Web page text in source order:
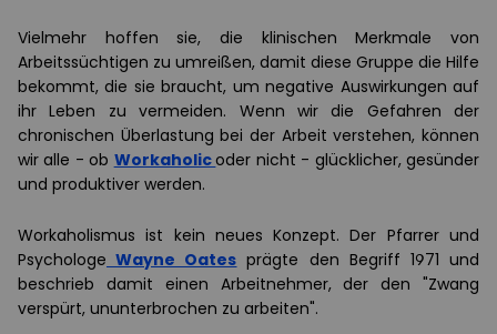
Vielmehr hoffen sie, die klinischen Merkmale von
Arbeitssüchtigen zu umreißen, damit diese Gruppe die Hilfe
bekommt, die sie braucht, um negative Auswirkungen auf
ihr Leben zu vermeiden. Wenn wir die Gefahren der
chronischen Überlastung bei der Arbeit verstehen, können
wir alle - ob Workaholicoder nicht - glücklicher, gesünder
und produktiver werden.
Workaholismus ist kein neues Konzept. Der Pfarrer und
Psychologe Wayne Oates prägte den Begriff 1971 und
beschrieb damit einen Arbeitnehmer, der den "Zwang
verspürt, ununterbrochen zu arbeiten".